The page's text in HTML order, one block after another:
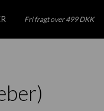
Fri fragt over 499 DKK